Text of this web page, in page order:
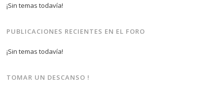
¡Sin temas todavía!
PUBLICACIONES RECIENTES EN EL FORO
¡Sin temas todavía!
TOMAR UN DESCANSO !